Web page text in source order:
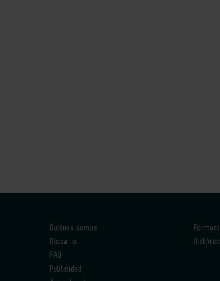
Quiénes somos
Glosario
FAQ
Publicidad